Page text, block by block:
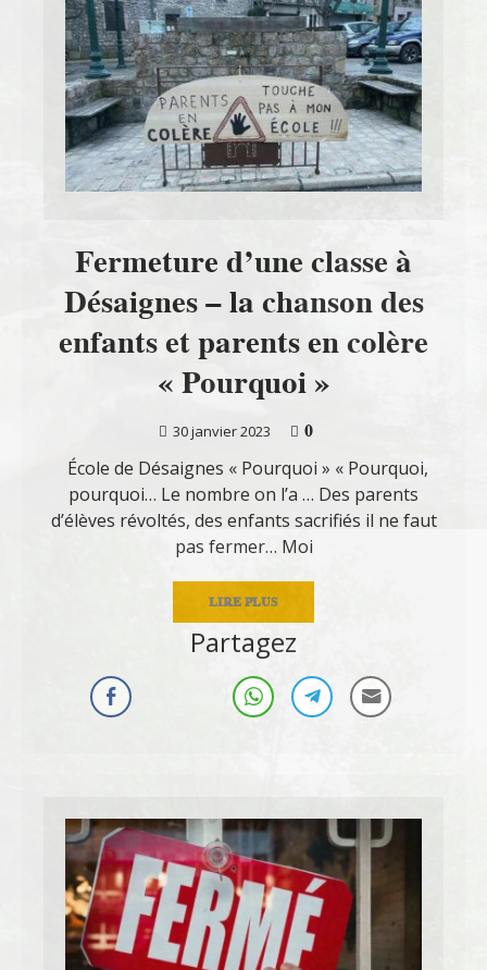
Fermeture d’une classe à
Désaignes – la chanson des
enfants et parents en colère
« Pourquoi »
30 janvier 2023
0
École de Désaignes « Pourquoi » « Pourquoi,
pourquoi… Le nombre on l’a … Des parents
d’élèves révoltés, des enfants sacrifiés il ne faut
pas fermer… Moi
LIRE PLUS
Partagez